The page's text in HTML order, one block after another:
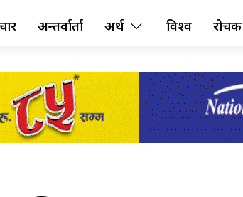
अन्तर्वार्ता अर्थ विश्व रोचक